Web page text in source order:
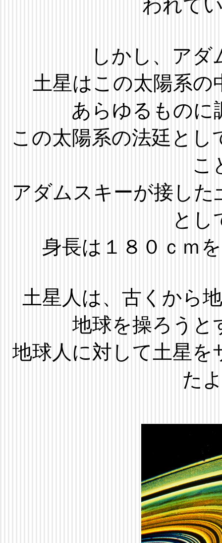
われて
しかし、アダ
土星はこの太陽系の
あらゆるものに
この太陽系の法廷と
こ
アダムスキーが接し
とし
身長は１８０ｃｍ
土星人は、古くから
地球を操ろうと
地球人に対して土星を
た